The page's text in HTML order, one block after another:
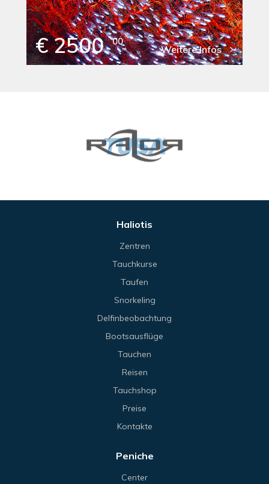
€ 2500 00
Weitere Infos
Haliotis
Zentren
Tauchkurse
Taufen
Snorkeling
Delfinbeobachtung
Bootsausflüge
Tauchen
Reisen
Tauchshop
Preise
Kontakte
Peniche
Center